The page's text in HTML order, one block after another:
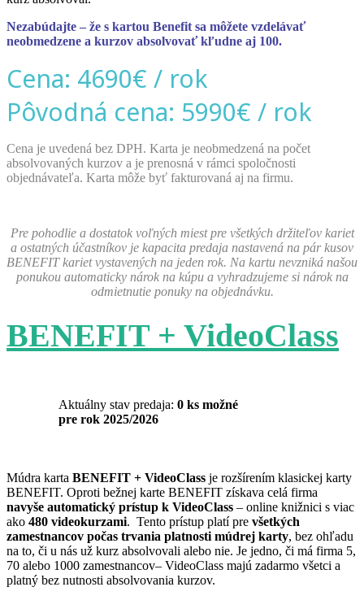
Nezabúdajte – že s kartou Benefit sa môžete vzdelávať
neobmedzene a kurzov absolvovať kľudne aj 100.
Cena: 4690€ / rok
Pôvodná cena: 5990€ / rok
Cena je uvedená bez DPH. Karta je neobmedzená na počet
absolvovaných kurzov a je prenosná v rámci spoločnosti
objednávateľa. Karta môže byť fakturovaná aj na firmu.
Pre pohodlie a dostatok voľných miest pre všetkých držiteľov kariet
a ostatných účastníkov je kapacita predaja nastavená na pár kusov
BENEFIT kariet vystavených na jeden rok. Na kartu nevzniká našou
ponukou automaticky nárok na kúpu a vyhradzujeme si nárok na
odmietnutie ponuky na objednávku.
BENEFIT + VideoClass
Aktuálny stav predaja: 0 ks možné
pre rok 2025/2026
Múdra karta BENEFIT + VideoClass je rozšírením klasickej karty
BENEFIT. Oproti bežnej karte BENEFIT získava celá firma
navyše automatický prístup k VideoClass – online knižnici s viac
ako 480 videokurzami. Tento prístup platí pre všetkých
zamestnancov počas trvania platnosti múdrej karty, bez ohľadu
na to, či u nás už kurz absolvovali alebo nie. Je jedno, či má firma 5,
70 alebo 1000 zamestnancov– VideoClass majú zadarmo všetci a
platný bez nutnosti absolvovania kurzov.